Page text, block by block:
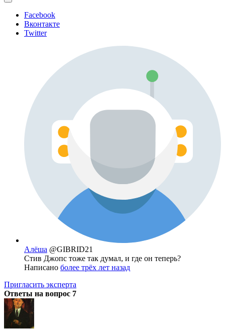
Facebook
Вконтакте
Twitter
Алёша @GIBRID21
Стив Джопс тоже так думал, и где он теперь?
Написано более трёх лет назад
Пригласить эксперта
Ответы на вопрос 7